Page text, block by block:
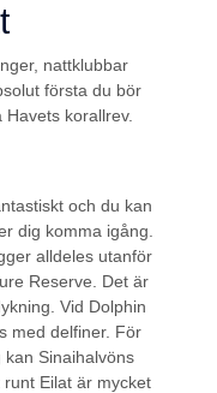
nattklubbar
första du bör
korallrev.
och du kan
dig komma igång.
alldeles utanför
Reserve. Det är
Vid Dolphin
med delfiner. För
Sinaihalvöns
Eilat är mycket